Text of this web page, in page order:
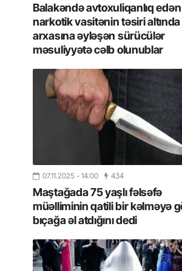
Balakəndə avtoxuliqanlıq
narkotik vasitənin təsiri
arxasına əyləşən sürücülər
məsuliyyətə cəlb olunublar
07.11.2025 - 14:00 434
Maştağada 75 yaşlı fəlsəfə
müəlliminin qatili bir kəlməyə
bıçağa əl atdığını dedi
14.05.2026- 10:58 346
“ABŞ və Qərb Çinin daha
istəmir”- VİDEO